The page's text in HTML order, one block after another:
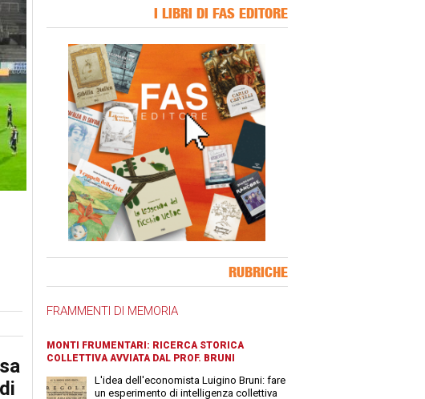
I LIBRI DI FAS EDITORE
RUBRICHE
FRAMMENTI DI MEMORIA
MONTI FRUMENTARI: RICERCA STORICA
COLLETTIVA AVVIATA DAL PROF. BRUNI
L'idea dell'economista Luigino Bruni: fare
un esperimento di intelligenza collettiva